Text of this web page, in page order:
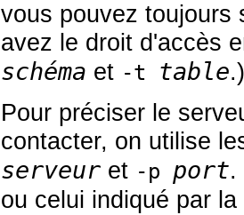
vous pouvez toujours
avez le droit d'accès
schéma et -t table.)
Pour préciser le
contacter, on utilise
serveur et -p port.
ou celui indiqué par